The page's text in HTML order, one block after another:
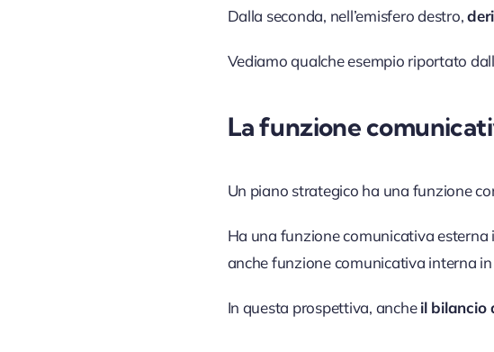
Dalla seconda, nell’emisfero destro,
Vediamo qualche esempio riportato
La funzione
Un piano strategico ha una funzione
Ha una funzione comunicativa
anche funzione comunicativa interna
In questa prospettiva, ancheil bilancio